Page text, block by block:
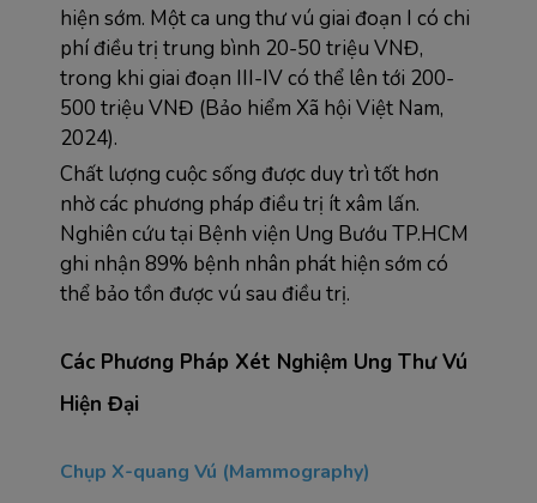
hiện sớm. Một ca ung thư vú giai đoạn I có chi
phí điều trị trung bình 20-50 triệu VNĐ,
trong khi giai đoạn III-IV có thể lên tới 200-
500 triệu VNĐ (Bảo hiểm Xã hội Việt Nam,
2024).
Chất lượng cuộc sống được duy trì tốt hơn
nhờ các phương pháp điều trị ít xâm lấn.
Nghiên cứu tại Bệnh viện Ung Bướu TP.HCM
ghi nhận 89% bệnh nhân phát hiện sớm có
thể bảo tồn được vú sau điều trị.
Các Phương Pháp Xét Nghiệm Ung Thư Vú
Hiện Đại
Chụp X-quang Vú (Mammography)